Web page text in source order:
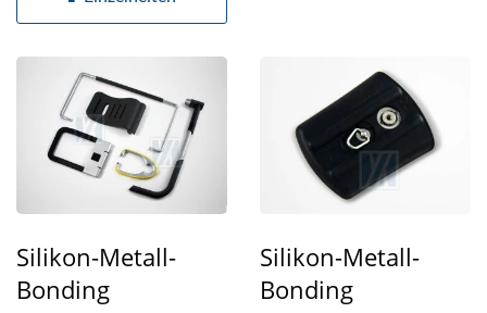
Silikon-Metall-
Bonding
Silikon-Metall-
Bonding